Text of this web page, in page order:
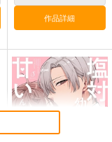
株式投資部へようこ
そ！(7)
East Cafeteria
作品詳細